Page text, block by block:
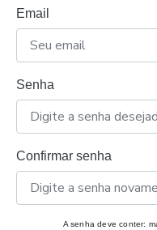
Email
Senha
Confirmar senha
A senha deve conter: